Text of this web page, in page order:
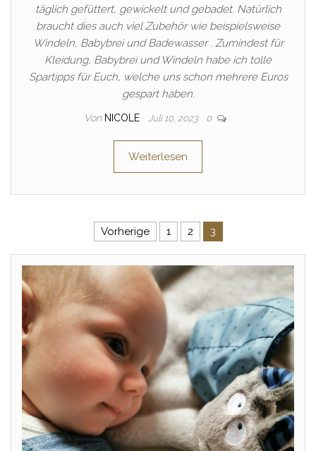
täglich gefüttert, gewickelt und gebadet. Natürlich
braucht dies auch viel Zubehör wie beispielsweise
Windeln, Babybrei und Badewasser . Zumindest für
Kleidung, Babybrei und Windeln habe ich tolle
Spartipps für Euch, welche uns schon mehrere Euros
gespart haben.
Von NICOLE Juli 10, 2023 0
Weiterlesen
Seitennummerierung der
Vorherige 1 2 3